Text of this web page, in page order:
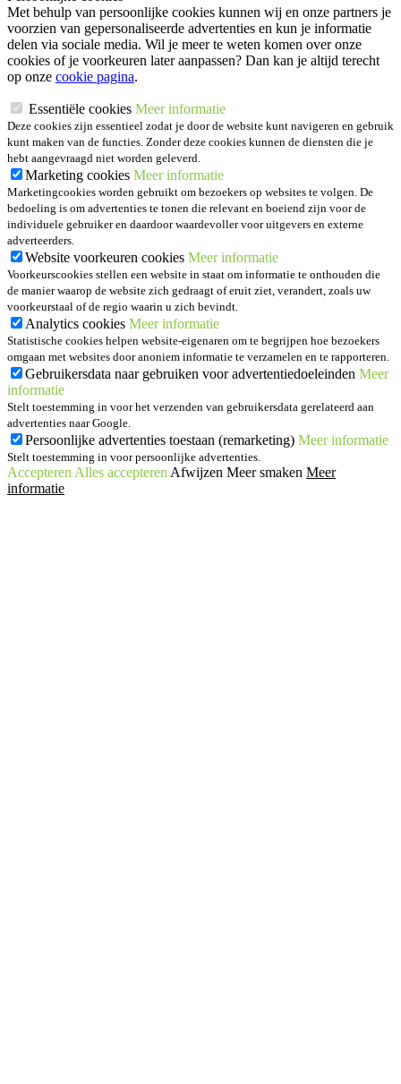
Met behulp van persoonlijke cookies kunnen wij en onze partners je
voorzien van gepersonaliseerde advertenties en kun je informatie
delen via sociale media. Wil je meer te weten komen over onze
cookies of je voorkeuren later aanpassen? Dan kan je altijd terecht
op onze cookie pagina.
Essentiële cookies Meer informatie
Deze cookies zijn essentieel zodat je door de website kunt navigeren en gebruik
kunt maken van de functies. Zonder deze cookies kunnen de diensten die je
hebt aangevraagd niet worden geleverd.
Marketing cookies Meer informatie
Marketingcookies worden gebruikt om bezoekers op websites te volgen. De
bedoeling is om advertenties te tonen die relevant en boeiend zijn voor de
individuele gebruiker en daardoor waardevoller voor uitgevers en externe
adverteerders.
Website voorkeuren cookies Meer informatie
Voorkeurscookies stellen een website in staat om informatie te onthouden die
de manier waarop de website zich gedraagt of eruit ziet, verandert, zoals uw
voorkeurstaal of de regio waarin u zich bevindt.
Analytics cookies Meer informatie
Statistische cookies helpen website-eigenaren om te begrijpen hoe bezoekers
omgaan met websites door anoniem informatie te verzamelen en te rapporteren.
Gebruikersdata naar gebruiken voor advertentiedoeleinden Meer
informatie
Stelt toestemming in voor het verzenden van gebruikersdata gerelateerd aan
advertenties naar Google.
Persoonlijke advertenties toestaan (remarketing) Meer informatie
Stelt toestemming in voor persoonlijke advertenties.
Accepteren Alles accepteren Afwijzen Meer smaken Meer
informatie